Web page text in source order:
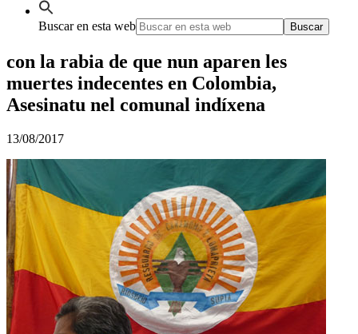
Buscar en esta web
con la rabia de que nun aparen les
muertes indecentes en Colombia,
Asesinatu nel comunal indíxena
13/08/2017